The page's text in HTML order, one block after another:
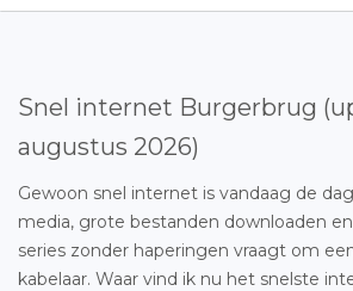
Snel internet Burgerbrug
augustus 2026)
Gewoon snel internet is vandaag de
media, grote bestanden downloaden
series zonder haperingen vraagt om
kabelaar. Waar vind ik nu het snelste